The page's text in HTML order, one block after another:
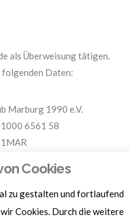
als Überweisung tätigen.
folgenden Daten:
Marburg 1990 e.V.
6561 58
und weitere
klicken.
Cookies
zu gestalten und fortlaufend
Cookies. Durch die weitere